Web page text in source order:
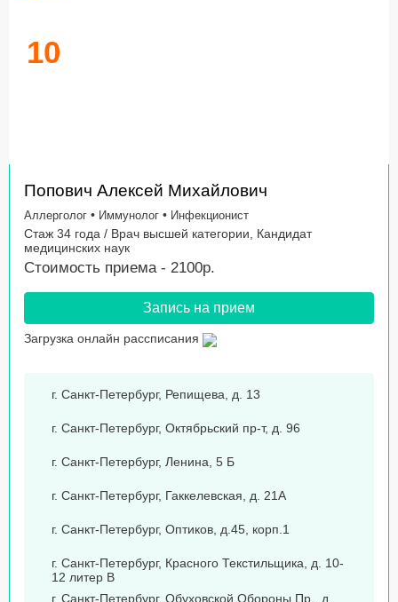
10
Попович Алексей Михайлович
Аллерголог • Иммунолог • Инфекционист
Стаж 34 года / Врач высшей категории, Кандидат
медицинских наук
Стоимость приема - 2100р.
Запись на прием
Загрузка онлайн рассписания
г. Санкт-Петербург, Репищева, д. 13
г. Санкт-Петербург, Октябрьский пр-т, д. 96
г. Санкт-Петербург, Ленина, 5 Б
г. Санкт-Петербург, Гаккелевская, д. 21А
г. Санкт-Петербург, Оптиков, д.45, корп.1
г. Санкт-Петербург, Красного Текстильщика, д. 10-
12 литер В
г. Санкт-Петербург, Обуховской Обороны Пр., д.